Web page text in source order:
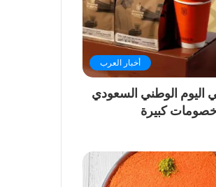
أخبار العرب
الوطني السعودي